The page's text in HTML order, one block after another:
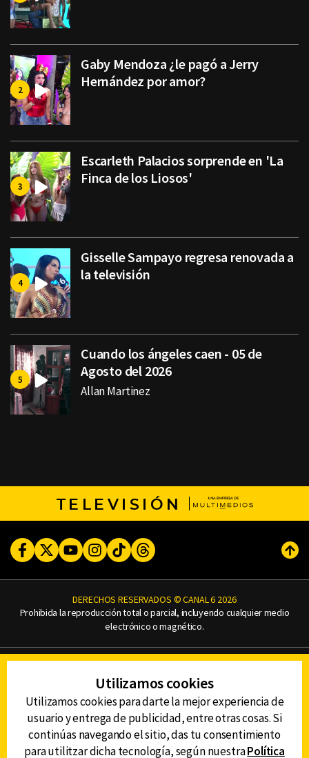
Gaby Mendoza ¿le pagó a Jerry
Hernández por amor?
Escarleth Palacios sorprende en 'La
Finca de los Liosos'
Gisselle Sampayo regresa renovada a
la televisión
Cuando los ángeles caen - 05 de
Agosto del 2026
Allan Martinez
TELEVISIÓN
FacebookTwitterYoutubeInstagram
TikTokThreads
DERECHOS RESERVADOS © CANAL 6 2026
Prohibida la reproducción total o parcial, incluyendo cualquier medio
electrónico o magnético.
AVISO DE PRIVACIDAD
AVISO LEGAL
DEFENSORÍA DE LAS AUDIENCIAS
Utilizamos cookies
Utilizamos cookies para darte la mejor experiencia de
usuario y entrega de publicidad, entre otras cosas. Si
continúas navegando el sitio, das tu consentimiento
para utilitzar dicha tecnología, según nuestraPolítica